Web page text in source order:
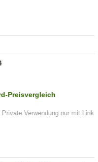
Verwendung nur mit Link
Preisvergleich